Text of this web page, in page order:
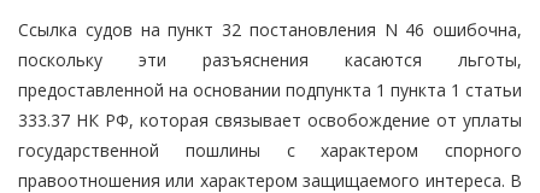
Ссылка судов на пункт 32 постановления N 46 ошибочна,
поскольку эти разъяснения касаются льготы,
предоставленной на основании подпункта 1 пункта 1 статьи
333.37 НК РФ, которая связывает освобождение от уплаты
государственной пошлины с характером спорного
правоотношения или характером защищаемого интереса. В